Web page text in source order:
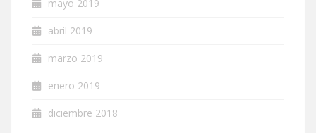
mayo 2019
abril 2019
marzo 2019
enero 2019
diciembre 2018